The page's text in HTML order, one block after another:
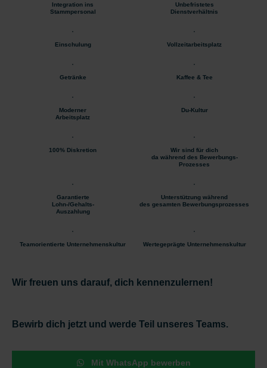
Integration ins
Stammpersonal
Unbefristetes
Dienstverhältnis
Einschulung Vollzeitarbeitsplatz
Getränke Kaffee & Tee
Moderner
Arbeitsplatz
Du-Kultur
100% Diskretion
Wir sind für dich
da während des Bewerbungs-
Prozesses
Garantierte
Lohn-/Gehalts-
Auszahlung
Unterstützung während
des gesamten Bewerbungsprozesses
Teamorientierte Unternehmenskultur Wertegeprägte Unternehmenskultur
Wir freuen uns darauf, dich kennenzulernen!
Bewirb dich jetzt und werde Teil unseres Teams.
Mit WhatsApp bewerben